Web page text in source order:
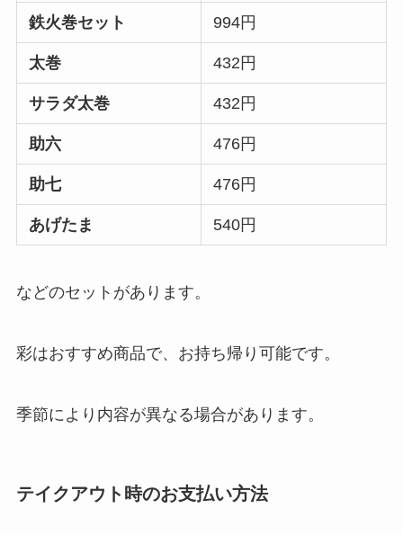
鉄火巻セット 994円
太巻 432円
サラダ太巻 432円
助六 476円
助七 476円
あげたま 540円
などのセットがあります。
彩はおすすめ商品で、お持ち帰り可能です。
季節により内容が異なる場合があります。
テイクアウト時のお支払い方法